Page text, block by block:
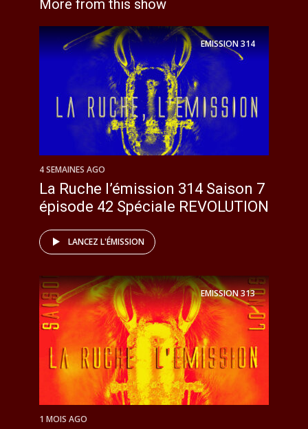
More from this show
EMISSION314
4 SEMAINES AGO
La Ruche l’émission 314 Saison 7
épisode 42 Spéciale REVOLUTION
LANCEZ L'ÉMISSION
EMISSION313
1 MOIS AGO